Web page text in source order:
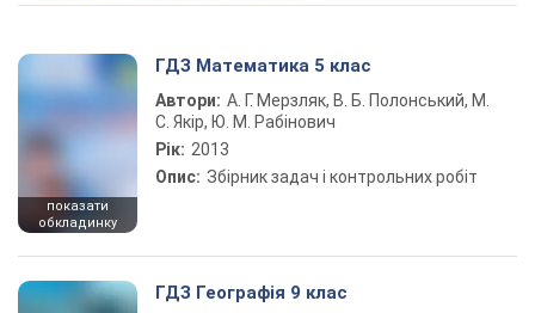
показати
обкладинку
ГДЗ Математика 5 клас
Автори: А. Г. Мерзляк, В. Б. Полонський, М.
С. Якір, Ю. М. Рабінович
Рік: 2013
Опис: Збірник задач і контрольних робіт
ГДЗ Географія 9 клас